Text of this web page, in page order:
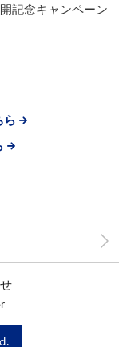
記念キャンペーン
ら
>